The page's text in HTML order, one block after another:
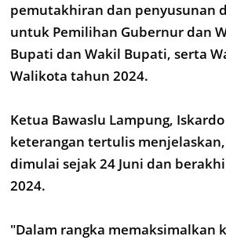
pemutakhiran dan penyusunan
untuk Pemilihan Gubernur dan
Bupati dan Wakil Bupati, serta
Walikota tahun 2024.
Ketua Bawaslu Lampung,
keterangan tertulis
dimulai sejak 24 Juni dan
2024.
"Dalam rangka memaksimalkan